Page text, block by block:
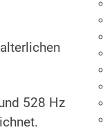
528 Hz